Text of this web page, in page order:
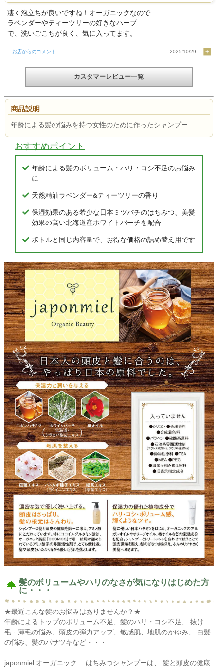
凄く泡立ちが良いですね！オーガニックなので
ラベンダーやティーツリーの好きなハーブ
で、洗いごこちが良く、気に入ってます。
お店からのコメント 2025/10/29
カスタマーレビュー一覧
商品説明
年齢による髪の悩みを持つ女性のために作ったシャンプー
おすすめポイント
年齢による髪のボリューム・ハリ・コシ不足のお悩み
に
天然精油ラベンダー&ティーツリーの香り
保湿効果のある希少な日本ミツバチのはちみつ、美髪
効果の高い北海道産ホワイトバーチを配合
ボトルと同じ内容量で、お得な価格の詰め替え用です
髪のボリュームやハリのなさが気になりはじめた方
に・・・
★最近こんな髪のお悩みはありませんか？★
年齢によるトップのボリューム不足、髪のハリ・コシ不足、 抜け
毛・薄毛の悩み、頭皮の弾力アップ、敏感肌、地肌のかゆみ、 白髪
の悩み、髪のパサツキなど・・・
japonmiel オーガニック はちみつシャンプーは、 髪と頭皮の健康